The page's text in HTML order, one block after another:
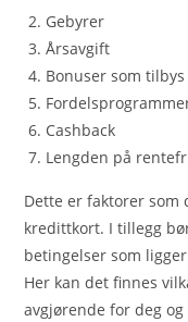
Gebyrer
Årsavgift
Bonuser som tilbys
Cashback
Lengden på
Dette er faktorer
kredittkort. I tillegg
betingelser som
Her kan det finnes
avgjørende for deg